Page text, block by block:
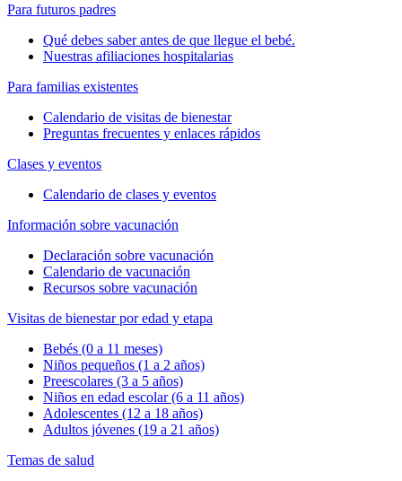
Para futuros padres
Qué debes saber antes de que llegue el bebé.
Nuestras afiliaciones hospitalarias
Para familias existentes
Calendario de visitas de bienestar
Preguntas frecuentes y enlaces rápidos
Clases y eventos
Calendario de clases y eventos
Información sobre vacunación
Declaración sobre vacunación
Calendario de vacunación
Recursos sobre vacunación
Visitas de bienestar por edad y etapa
Bebés (0 a 11 meses)
Niños pequeños (1 a 2 años)
Preescolares (3 a 5 años)
Niños en edad escolar (6 a 11 años)
Adolescentes (12 a 18 años)
Adultos jóvenes (19 a 21 años)
Temas de salud